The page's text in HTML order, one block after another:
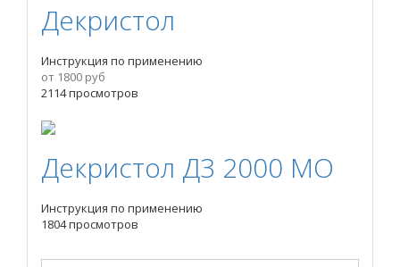
Декристол
Инструкция по применению
от 1800 руб
2114 просмотров
Декристол Д3 2000 МО
Инструкция по применению
1804 просмотров